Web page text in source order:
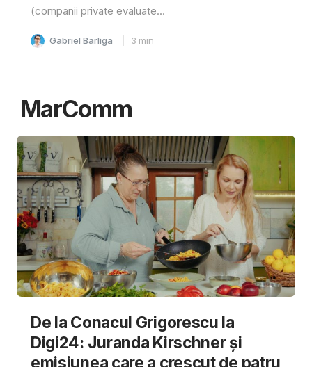
(companii private evaluate...
Gabriel Barliga 3 min
MarComm
De la Conacul Grigorescu la
Digi24: Juranda Kirschner și
emisiunea care a crescut de patru